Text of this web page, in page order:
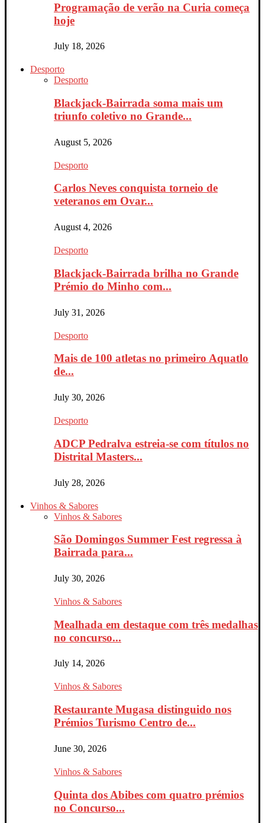
Programação de verão na Curia começa
hoje
July 18, 2026
Desporto
Desporto
Blackjack-Bairrada soma mais um
triunfo coletivo no Grande...
August 5, 2026
Desporto
Carlos Neves conquista torneio de
veteranos em Ovar...
August 4, 2026
Desporto
Blackjack-Bairrada brilha no Grande
Prémio do Minho com...
July 31, 2026
Desporto
Mais de 100 atletas no primeiro Aquatlo
de...
July 30, 2026
Desporto
ADCP Pedralva estreia-se com títulos no
Distrital Masters...
July 28, 2026
Vinhos & Sabores
Vinhos & Sabores
São Domingos Summer Fest regressa à
Bairrada para...
July 30, 2026
Vinhos & Sabores
Mealhada em destaque com três medalhas
no concurso...
July 14, 2026
Vinhos & Sabores
Restaurante Mugasa distinguido nos
Prémios Turismo Centro de...
June 30, 2026
Vinhos & Sabores
Quinta dos Abibes com quatro prémios
no Concurso...